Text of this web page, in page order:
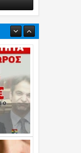
χλμ.!
του
ο